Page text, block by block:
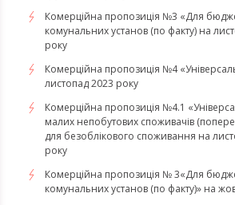
Комерційна пропозиція №3 «Для
комунальних установ (по факту) на
року
Комерційна пропозиція №4
листопад 2023 року
Комерційна пропозиція №4.1
малих непобутових споживачів
для безоблікового споживання на
року
Комерційна пропозиція № 3«Для
комунальних установ (по факту)» на